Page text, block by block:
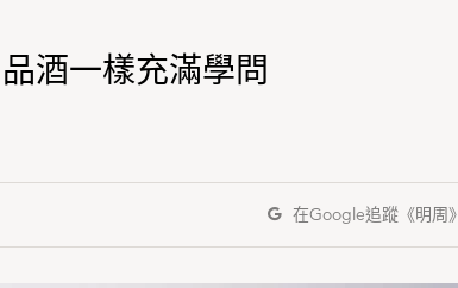
酒一樣充滿學問
在Google追蹤《明周》